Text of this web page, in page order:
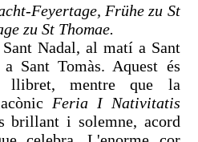
Feyertage, Frühe zu St
zu St Thomae.
Nadal, al matí a Sant
Sant Tomàs. Aquest és
llibret, mentre que la
Feria I Nativitatis
brillant i solemne, acord